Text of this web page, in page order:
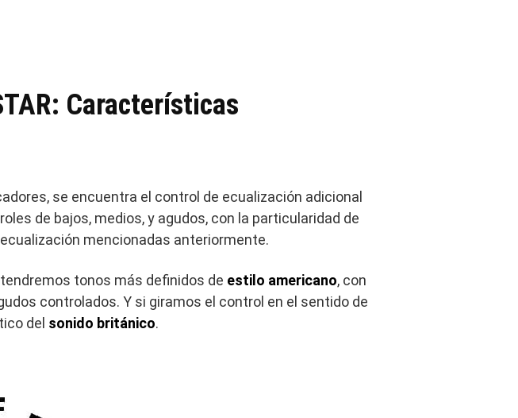
Características
se encuentra el control de ecualización adicional
de bajos, medios, y agudos, con la particularidad de
mencionadas anteriormente.
tonos más definidos de estilo americano, con
controlados. Y si giramos el control en el sentido de
del sonido británico.